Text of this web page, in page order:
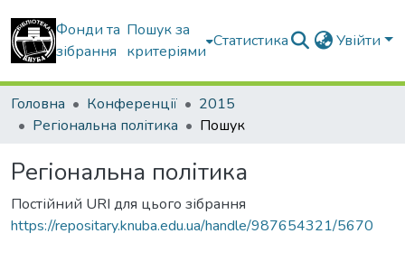
Фонди та
зібрання
Пошук за
критеріями
Статистика Увійти
Головна Конференції
2015
Регіональна політика
Пошук
Регіональна політика
Постійний URI для цього зібрання
https://repositary.knuba.edu.ua/handle/987654321/5670